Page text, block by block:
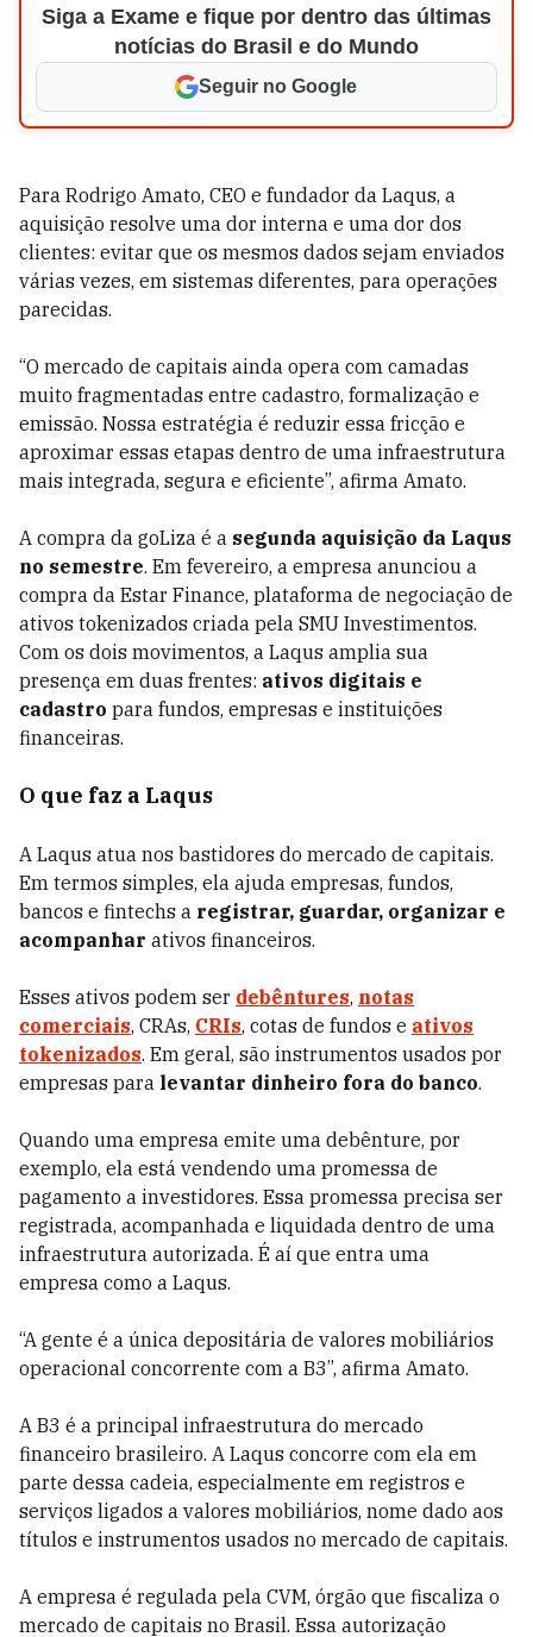
Siga a Exame e fique por dentro das últimas
notícias do Brasil e do Mundo
Seguir no Google
Para Rodrigo Amato, CEO e fundador da Laqus, a
aquisição resolve uma dor interna e uma dor dos
clientes: evitar que os mesmos dados sejam enviados
várias vezes, em sistemas diferentes, para operações
parecidas.
“O mercado de capitais ainda opera com camadas
muito fragmentadas entre cadastro, formalização e
emissão. Nossa estratégia é reduzir essa fricção e
aproximar essas etapas dentro de uma infraestrutura
mais integrada, segura e eficiente”, afirma Amato.
A compra da goLiza é a segunda aquisição da Laqus
no semestre. Em fevereiro, a empresa anunciou a
compra da Estar Finance, plataforma de negociação de
ativos tokenizados criada pela SMU Investimentos.
Com os dois movimentos, a Laqus amplia sua
presença em duas frentes: ativos digitais e
cadastro para fundos, empresas e instituições
financeiras.
O que faz a Laqus
A Laqus atua nos bastidores do mercado de capitais.
Em termos simples, ela ajuda empresas, fundos,
bancos e fintechs a registrar, guardar, organizar e
acompanhar ativos financeiros.
Esses ativos podem ser debêntures, notas
comerciais, CRAs, CRIs, cotas de fundos e ativos
tokenizados. Em geral, são instrumentos usados por
empresas para levantar dinheiro fora do banco.
Quando uma empresa emite uma debênture, por
exemplo, ela está vendendo uma promessa de
pagamento a investidores. Essa promessa precisa ser
registrada, acompanhada e liquidada dentro de uma
infraestrutura autorizada. É aí que entra uma
empresa como a Laqus.
“A gente é a única depositária de valores mobiliários
operacional concorrente com a B3”, afirma Amato.
A B3 é a principal infraestrutura do mercado
financeiro brasileiro. A Laqus concorre com ela em
parte dessa cadeia, especialmente em registros e
serviços ligados a valores mobiliários, nome dado aos
títulos e instrumentos usados no mercado de capitais.
A empresa é regulada pela CVM, órgão que fiscaliza o
mercado de capitais no Brasil. Essa autorização